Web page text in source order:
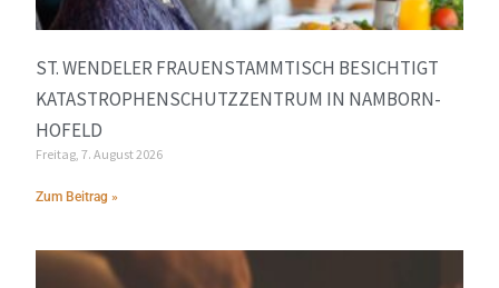
ST. WENDELER FRAUENSTAMMTISCH BESICHTIGT
KATASTROPHENSCHUTZZENTRUM IN NAMBORN-
HOFELD
Freitag, 7. August 2026
Zum Beitrag »